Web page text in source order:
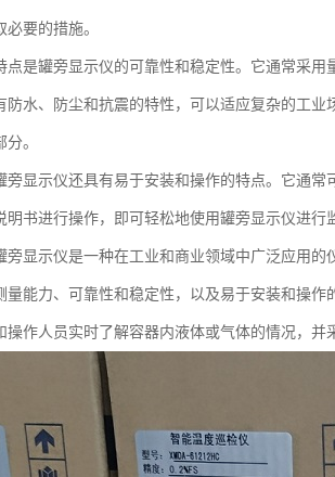
必要的措施。
点是罐旁显示仪的可靠性和稳定性。它通常采
防水、防尘和抗震的特性，可以适应复杂的工
。
旁显示仪还具有易于安装和操作的特点。它通
明书进行操作，即可轻松地使用罐旁显示仪进行
旁显示仪是一种在工业和商业领域中广泛应用
量能力、可靠性和稳定性，以及易于安装和操
操作人员实时了解容器内液体或气体的情况，并